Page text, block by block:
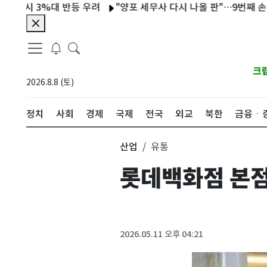
대 반등 우려 "양포 세무사 다시 나올 판"…9번째 손질 부동산
2026.8.8 (토)
크
정치 사회 경제 국제 전국 외교 북한 금융ㆍ
산업 유통
롯데백화점 본
2026.05.11 오후 04:21